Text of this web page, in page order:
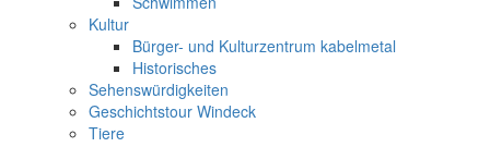
Kultur
Bürger- und Kulturzentrum kabelmetal
Historisches
Sehenswürdigkeiten
Geschichtstour Windeck
Tiere